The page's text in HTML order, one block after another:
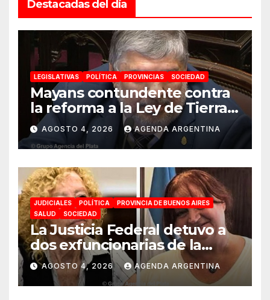
Destacadas del día
LEGISLATIVAS POLÍTICA PROVINCIAS SOCIEDAD
Mayans contundente contra
la reforma a la Ley de Tierras:
«Esta ley vende el país»
AGOSTO 4, 2026 AGENDA ARGENTINA
JUDICIALES POLÍTICA
PROVINCIA DE BUENOS AIRES
SALUD
SOCIEDAD
La Justicia Federal detuvo a
dos exfuncionarias de la
ANMAT y el INAME por la
causa del fentanilo
contaminado
AGOSTO 4, 2026 AGENDA ARGENTINA